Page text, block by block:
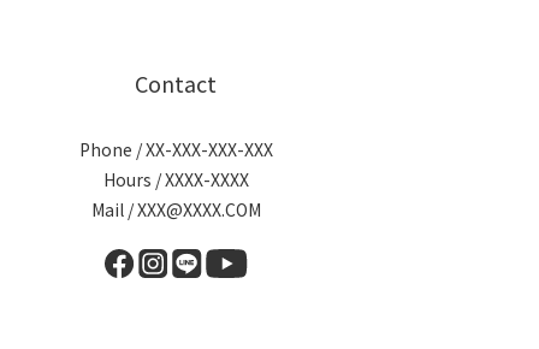
Contact
Phone / XX-XXX-XXX-XXX
Hours / XXXX-XXXX
Mail / XXX@XXXX.COM